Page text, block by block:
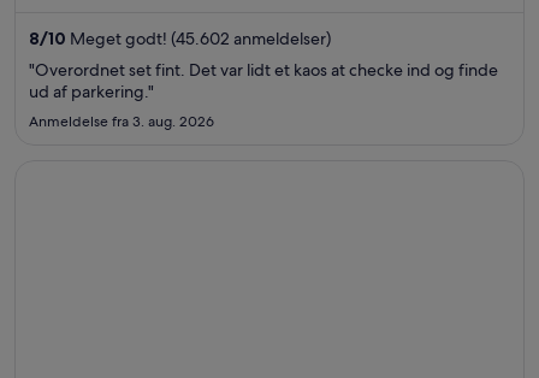
Casino at Luxor Las Vegas og Excalibur Casino ligger i nærheden.
8/10 Meget godt! (45.602 anmeldelser)
"Overordnet set fint. Det var lidt et kaos at checke ind og finde
ud af parkering."
Anmeldelse fra 3. aug. 2026